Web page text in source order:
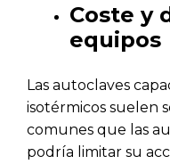
Coste y
equipos
Las autoclaves
isotérmicos suelen
comunes que las
podría limitar su